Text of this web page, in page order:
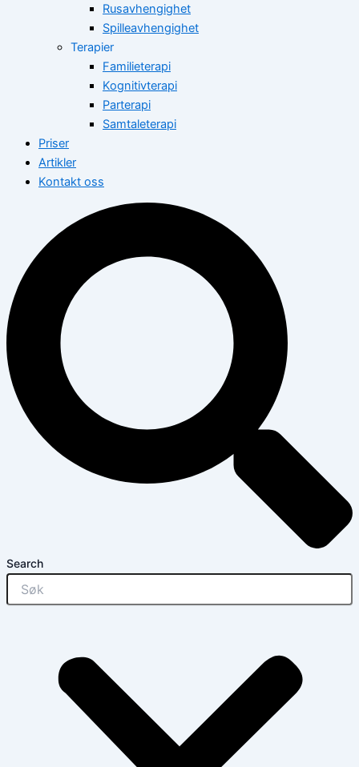
Rusavhengighet
Spilleavhengighet
Terapier
Familieterapi
Kognitivterapi
Parterapi
Samtaleterapi
Priser
Artikler
Kontakt oss
Search